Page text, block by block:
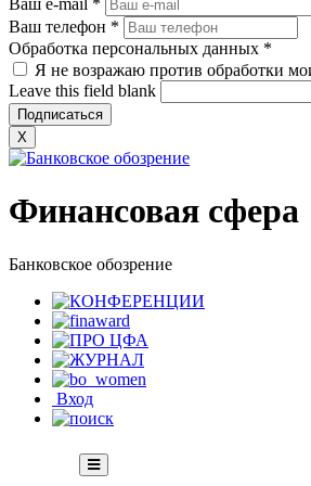
Ваш e-mail *
Ваш телефон *
Обработка персональных данных *
Я не возражаю против обработки
Leave this field blank
X
Финансовая сфера
Банковское обозрение
Вход